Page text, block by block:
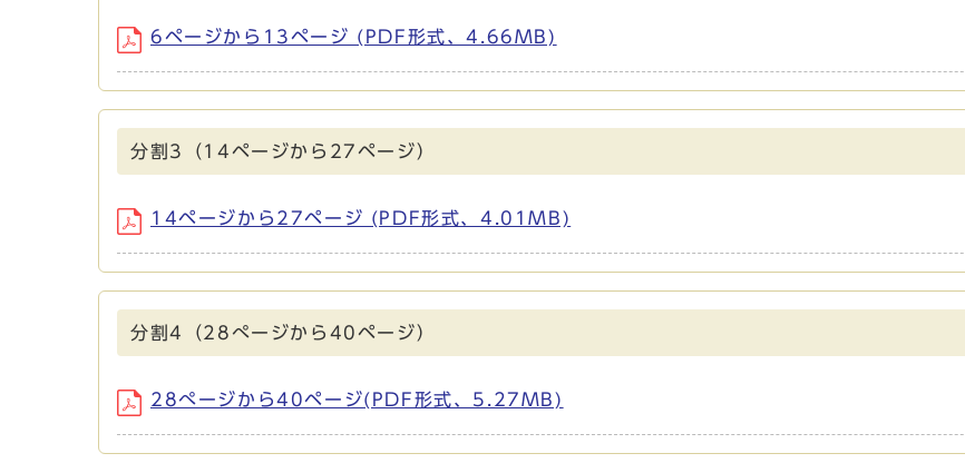
6ページから13ページ (PDF形式、4.66MB)
分割3（14ページから27ページ）
14ページから27ページ (PDF形式、4.01MB)
分割4（28ぺージから40ページ）
28ぺージから40ページ(PDF形式、5.27MB)